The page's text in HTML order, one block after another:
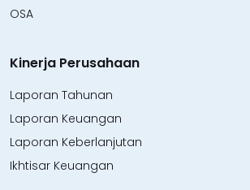
OSA
Kinerja Perusahaan
Laporan Tahunan
Laporan Keuangan
Laporan Keberlanjutan
Ikhtisar Keuangan